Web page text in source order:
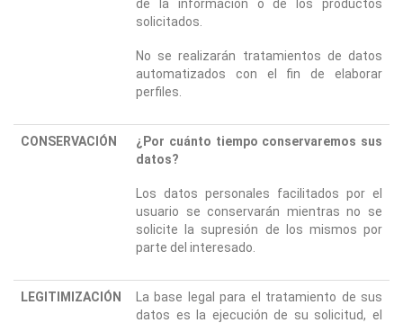
de la información o de los productos
solicitados.
No se realizarán tratamientos de datos
automatizados con el fin de elaborar
perfiles.
CONSERVACIÓN
¿Por cuánto tiempo conservaremos sus
datos?
Los datos personales facilitados por el
usuario se conservarán mientras no se
solicite la supresión de los mismos por
parte del interesado.
LEGITIMIZACIÓN
La base legal para el tratamiento de sus
datos es la ejecución de su solicitud, el